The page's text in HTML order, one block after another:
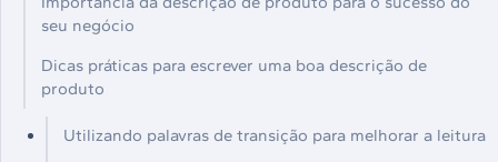
seu negócio
Dicas práticas para escrever uma boa descrição de
produto
Utilizando palavras de transição para melhorar a leitura